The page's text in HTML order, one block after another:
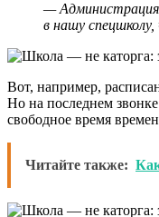
— Администрация
в нашу
Вот, например,
Но на последнем
свободное время
Читайте также: